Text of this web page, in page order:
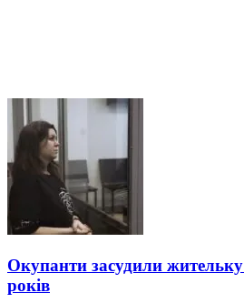
Окупанти засудили
років